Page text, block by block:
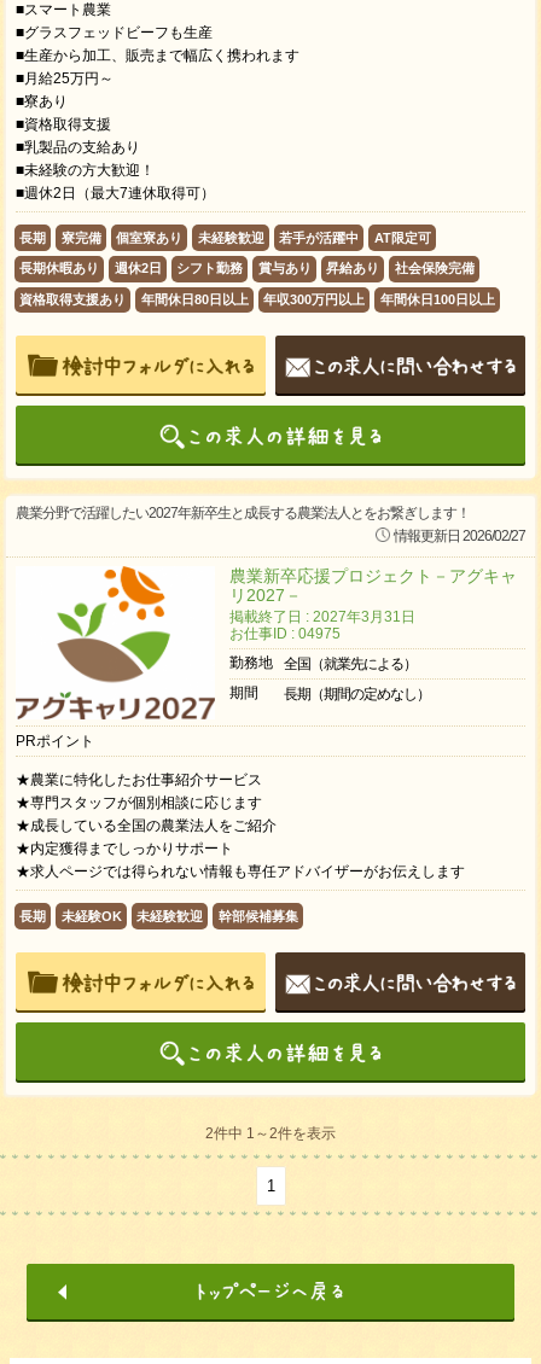
■スマート農業
■グラスフェッドビーフも生産
■生産から加工、販売まで幅広く携われます
■月給25万円～
■寮あり
■資格取得支援
■乳製品の支給あり
■未経験の方大歓迎！
■週休2日（最大7連休取得可）
長期 寮完備 個室寮あり 未経験歓迎 若手が活躍中 AT限定可
長期休暇あり 週休2日 シフト勤務 賞与あり 昇給あり 社会保険完備
資格取得支援あり 年間休日80日以上 年収300万円以上 年間休日100日以上
農業分野で活躍したい2027年新卒生と成長する農業法人とをお繋ぎします！
情報更新日 2026/02/27
農業新卒応援プロジェクト－アグキャ
リ2027－
掲載終了日 : 2027年3月31日
お仕事ID : 04975
勤務地
全国（就業先による）
期間
長期（期間の定めなし）
PRポイント
★農業に特化したお仕事紹介サービス
★専門スタッフが個別相談に応じます
★成長している全国の農業法人をご紹介
★内定獲得までしっかりサポート
★求人ページでは得られない情報も専任アドバイザーがお伝えします
長期 未経験OK 未経験歓迎 幹部候補募集
2件中 1～2件を表示
1